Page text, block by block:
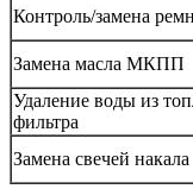
Контроль/замена
Замена масла МКПП
Удаление воды из
фильтра
Замена свечей накала